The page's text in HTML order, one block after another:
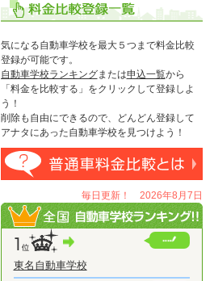
気になる自動車学校を最大５つまで料金比較
登録が可能です。
自動車学校ランキングまたは申込一覧から
「料金を比較する」をクリックして登録しよ
う！
削除も自由にできるので、どんどん登録して
アナタにあった自動車学校を見つけよう！
毎日更新！ 2026年8月7日
東名自動車学校